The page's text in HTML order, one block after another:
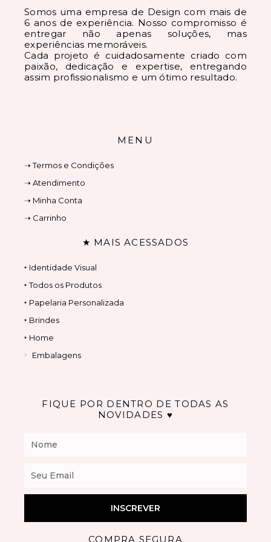
Somos uma empresa de Design com mais de
6 anos de experiência. Nosso compromisso é
entregar não apenas soluções, mas
experiências memoráveis.
Cada projeto é cuidadosamente criado com
paixão, dedicação e expertise, entregando
assim profissionalismo e um ótimo resultado.
MENU
➝ Termos e Condições
➝ Atendimento
➝ Minha Conta
➝ Carrinho
★ MAIS ACESSADOS
‣ Identidade Visual
‣ Todos os Produtos
‣ Papelaria Personalizada
‣ Brindes
‣ Home
Embalagens
FIQUE POR DENTRO DE TODAS AS
NOVIDADES ♥
INSCREVER
COMPRA SEGURA